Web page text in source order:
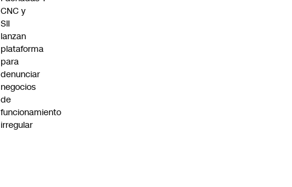
CNC y
SII
lanzan
plataforma
para
denunciar
negocios
de
funcionamiento
irregular